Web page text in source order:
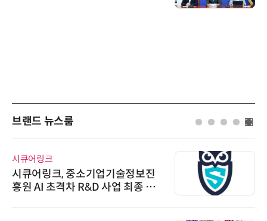
브랜드 뉴스룸
시큐어링크
시큐어링크, 중소기업기술정보진
흥원 AI 초격차 R&D 사업 최종 선